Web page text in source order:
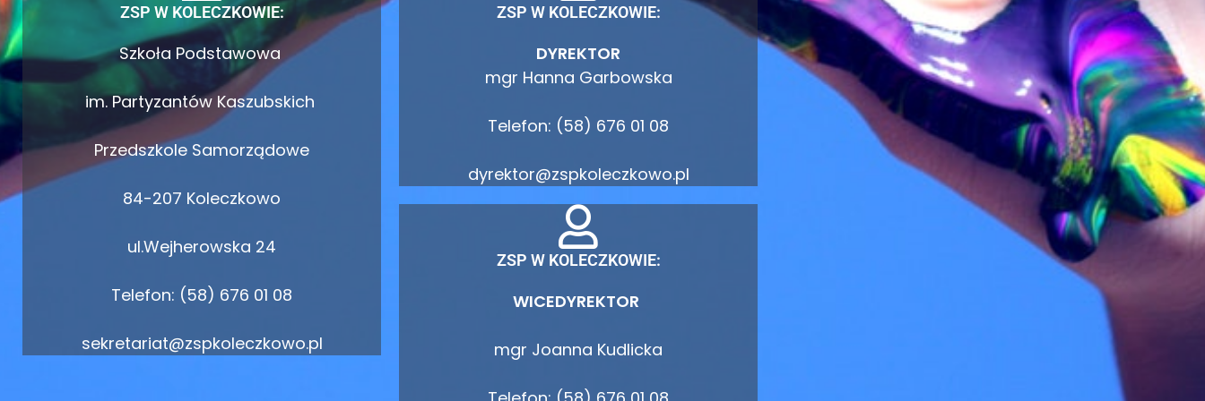
ZSP W KOLECZKOWIE:
Szkoła Podstawowa
im. Partyzantów Kaszubskich
Przedszkole Samorządowe
84-207 Koleczkowo
ul.Wejherowska 24
Telefon: (58) 676 01 08
sekretariat@zspkoleczkowo.pl
ZSP W KOLECZKOWIE:
DYREKTOR
mgr Hanna Garbowska
Telefon: (58) 676 01 08
dyrektor@zspkoleczkowo.pl
ZSP W KOLECZKOWIE:
WICEDYREKTOR
mgr Joanna Kudlicka